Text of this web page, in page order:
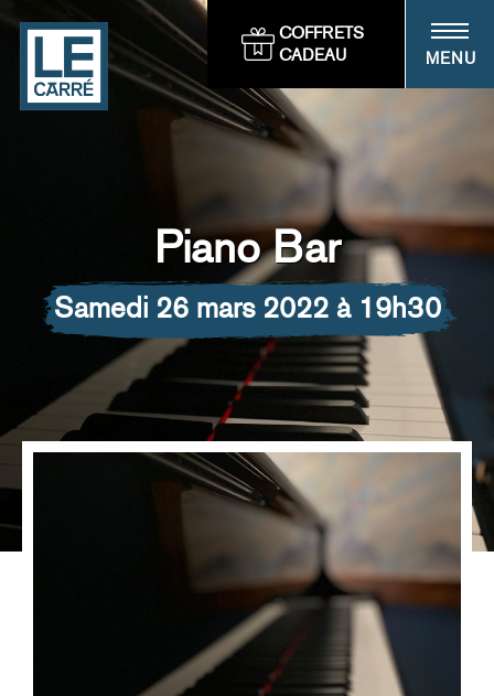
Panneau de gestion des cookies
COFFRETS
CADEAU
MENU
Piano Bar
samedi 26 mars 2022 à 19h30